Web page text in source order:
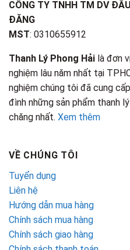
CÔNG TY TNHH TM DV
ĐĂNG
MST: 0310655912
Thanh Lý Phong Hải là đơn
nghiệm lâu năm nhất tại
nghiệm chúng tôi đã cung
đình những sản phẩm thanh
chăng nhất. Xem thêm
VỀ CHÚNG TÔI
Tuyển dụng
Liên hệ
Hướng dẫn mua hàng
Chính sách mua hàng
Chính sách giao hàng